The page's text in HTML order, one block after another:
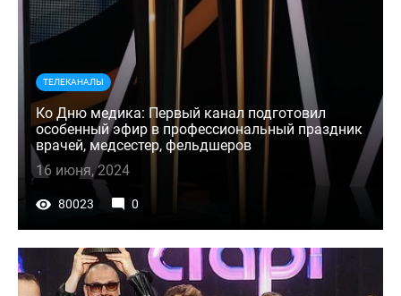
ТЕЛЕКАНАЛЫ
Ко Дню медика: Первый канал подготовил
особенный эфир в профессиональный праздник
врачей, медсестер, фельдшеров
16 июня, 2024
80023 0